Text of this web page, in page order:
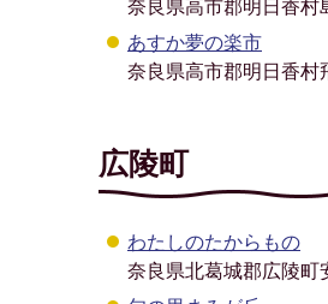
奈良県高市郡明日香村
あすか夢の楽市
奈良県高市郡明日香村
広陵町
わたしのたからもの
奈良県北葛城郡広陵町